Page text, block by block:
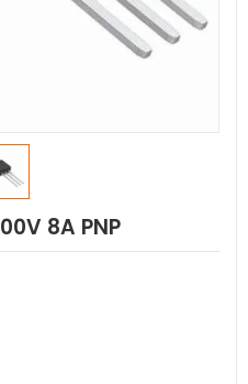
8A PNP